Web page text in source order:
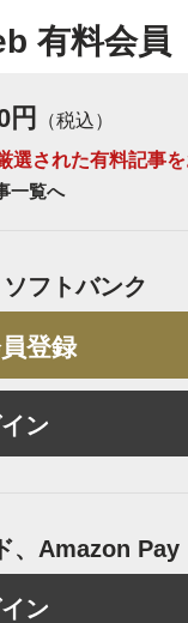
有料会員
円
（税込）
された有料記事
一覧へ
フトバンク
登録
ン
、Amazon Pay
ン